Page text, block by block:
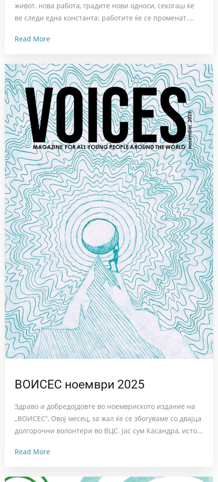
живот, нова работа, градите нови односи, секогаш ќе
ве следи една константа: работите ќе се променат....
Read More
ВОИСЕС ноември 2025
Здраво и добредојдовте во ноемвриското издание на
„ВОИСЕС“, Овој месец, за жал ќе се збогуваме со двајца
долгорочни волонтери во ВЦС. Јас сум Касандра, исто...
Read More